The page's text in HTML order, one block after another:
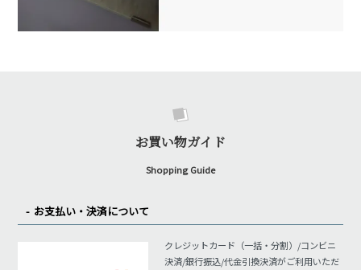
お買い物ガイド
Shopping Guide
お支払い・決済について
クレジットカード（一括・分割）/コンビニ
決済/銀行振込/代金引換決済がご利用いただ